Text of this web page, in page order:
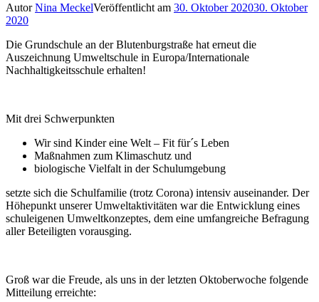
AutorNina MeckelVeröffentlicht am 30. Oktober 202030. Oktober
2020
Die Grundschule an der Blutenburgstraße hat erneut die
Auszeichnung Umweltschule in Europa/Internationale
Nachhaltigkeitsschule erhalten!
Mit drei Schwerpunkten
Wir sind Kinder eine Welt – Fit für´s Leben
Maßnahmen zum Klimaschutz und
biologische Vielfalt in der Schulumgebung
setzte sich die Schulfamilie (trotz Corona) intensiv auseinander. Der
Höhepunkt unserer Umweltaktivitäten war die Entwicklung eines
schuleigenen Umweltkonzeptes, dem eine umfangreiche Befragung
aller Beteiligten vorausging.
Groß war die Freude, als uns in der letzten Oktoberwoche folgende
Mitteilung erreichte: